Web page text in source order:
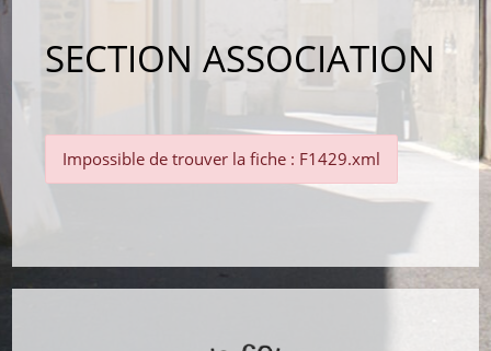
SECTION ASSOCIATION
Impossible de trouver la fiche : F1429.xml